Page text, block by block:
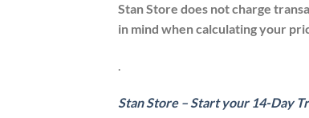
Stan Store does not charge
in mind when calculating your
.
Stan Store – Start your 14-Day